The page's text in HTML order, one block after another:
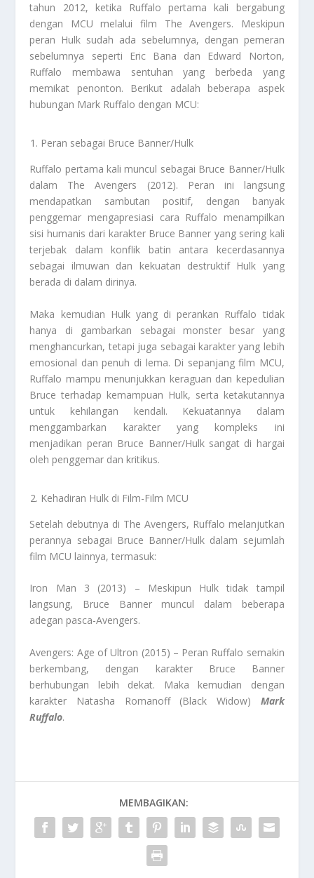
tahun 2012, ketika Ruffalo pertama kali bergabung
dengan MCU melalui film The Avengers. Meskipun
peran Hulk sudah ada sebelumnya, dengan pemeran
sebelumnya seperti Eric Bana dan Edward Norton,
Ruffalo membawa sentuhan yang berbeda yang
memikat penonton. Berikut adalah beberapa aspek
hubungan Mark Ruffalo dengan MCU:
Peran sebagai Bruce Banner/Hulk
Ruffalo pertama kali muncul sebagai Bruce Banner/Hulk
dalam The Avengers (2012). Peran ini langsung
mendapatkan sambutan positif, dengan banyak
penggemar mengapresiasi cara Ruffalo menampilkan
sisi humanis dari karakter Bruce Banner yang sering kali
terjebak dalam konflik batin antara kecerdasannya
sebagai ilmuwan dan kekuatan destruktif Hulk yang
berada di dalam dirinya.
Maka kemudian Hulk yang di perankan Ruffalo tidak
hanya di gambarkan sebagai monster besar yang
menghancurkan, tetapi juga sebagai karakter yang lebih
emosional dan penuh di lema. Di sepanjang film MCU,
Ruffalo mampu menunjukkan keraguan dan kepedulian
Bruce terhadap kemampuan Hulk, serta ketakutannya
untuk kehilangan kendali. Kekuatannya dalam
menggambarkan karakter yang kompleks ini
menjadikan peran Bruce Banner/Hulk sangat di hargai
oleh penggemar dan kritikus.
Kehadiran Hulk di Film-Film MCU
Setelah debutnya di The Avengers, Ruffalo melanjutkan
perannya sebagai Bruce Banner/Hulk dalam sejumlah
film MCU lainnya, termasuk:
Iron Man 3 (2013) – Meskipun Hulk tidak tampil
langsung, Bruce Banner muncul dalam beberapa
adegan pasca-Avengers.
Avengers: Age of Ultron (2015) – Peran Ruffalo semakin
berkembang, dengan karakter Bruce Banner
berhubungan lebih dekat. Maka kemudian dengan
karakter Natasha Romanoff (Black Widow) Mark
Ruffalo.
MEMBAGIKAN: